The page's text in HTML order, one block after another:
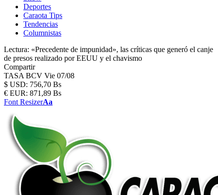
Deportes
Caraota Tips
Tendencias
Columnistas
Lectura: «Precedente de impunidad», las críticas que generó el canje
de presos realizado por EEUU y el chavismo
Compartir
TASA BCV Vie 07/08
$ USD: 756,70 Bs
€ EUR: 871,89 Bs
Font ResizerAa